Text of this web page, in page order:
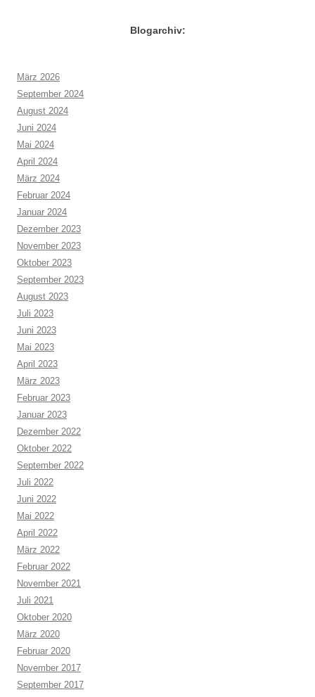
Blogarchiv:
März 2026
September 2024
August 2024
Juni 2024
Mai 2024
April 2024
März 2024
Februar 2024
Januar 2024
Dezember 2023
November 2023
Oktober 2023
September 2023
August 2023
Juli 2023
Juni 2023
Mai 2023
April 2023
März 2023
Februar 2023
Januar 2023
Dezember 2022
Oktober 2022
September 2022
Juli 2022
Juni 2022
Mai 2022
April 2022
März 2022
Februar 2022
November 2021
Juli 2021
Oktober 2020
März 2020
Februar 2020
November 2017
September 2017